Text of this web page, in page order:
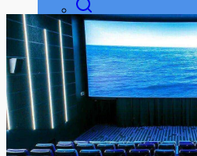
Recherche Avancée
Mon compte
Connexion
Créer un compte
Mode nuit